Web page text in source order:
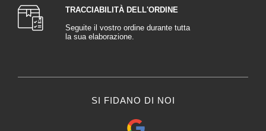
TRACCIABILITÀ DELL'ORDINE
Seguite il vostro ordine durante tutta
la sua elaborazione.
SI FIDANO DI NOI